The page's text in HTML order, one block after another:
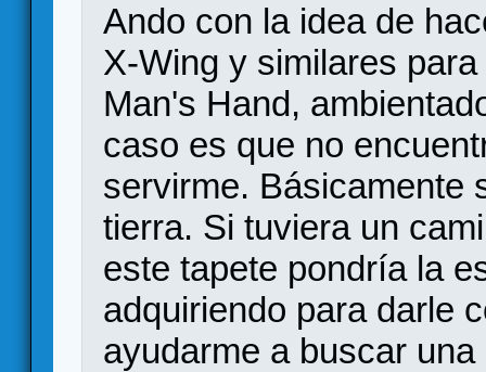
Ando con la idea de
X-Wing y similares
Man's Hand,
caso es que no
servirme. Básicamente
tierra. Si tuviera un
este tapete pondría la
adquiriendo para darle
ayudarme a buscar